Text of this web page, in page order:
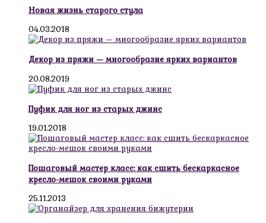
Новая жизнь старого стула
04.03.2018
Декор из пряжи — многообразие ярких вариантов
20.08.2019
Пуфик для ног из старых джинс
19.01.2018
Пошаговый мастер класс: как сшить бескаркасное
кресло-мешок своими руками
25.11.2013